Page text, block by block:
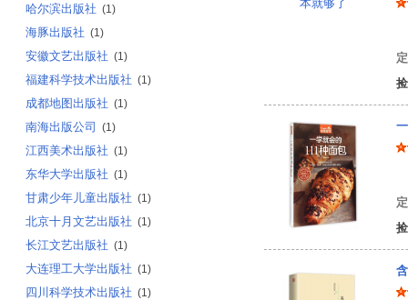
哈尔滨出版社 (1)
海豚出版社 (1)
安徽文艺出版社 (1)
福建科学技术出版社 (1)
成都地图出版社 (1)
南海出版公司 (1)
江西美术出版社 (1)
东华大学出版社 (1)
甘肃少年儿童出版社 (1)
北京十月文艺出版社 (1)
长江文艺出版社 (1)
大连理工大学出版社 (1)
四川科学技术出版社 (1)